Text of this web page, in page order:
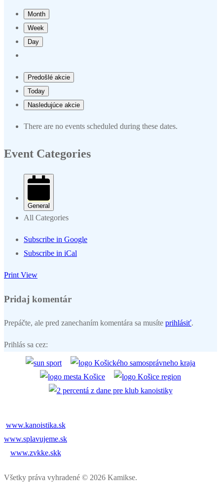
Month
Week
Day
Predošlé akcie
Today
Nasledujúce akcie
There are no events scheduled during these dates.
Event Categories
General
All Categories
Subscribe in Google
Subscribe in iCal
Print View
Pridaj komentár
Prepáčte, ale pred zanechaním komentára sa musíte prihlásiť.
Prihlás sa cez:
www.kanoistika.sk
www.splavujeme.sk
www.zvkke.skk
Všetky práva vyhradené © 2026 Kamikse.